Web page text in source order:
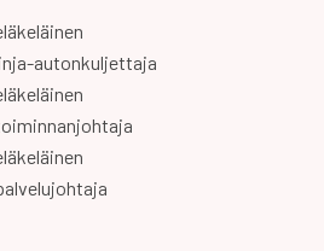
autonkuljettaja